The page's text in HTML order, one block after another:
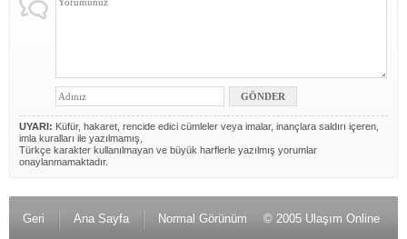
UYARI: Küfür, hakaret, rencide edici cümleler veya imalar, inançlara saldırı içeren,
imla kuralları ile yazılmamış,
Türkçe karakter kullanılmayan ve büyük harflerle yazılmış yorumlar
onaylanmamaktadır.
Geri Ana Sayfa Normal Görünüm © 2005 Ulaşım Online